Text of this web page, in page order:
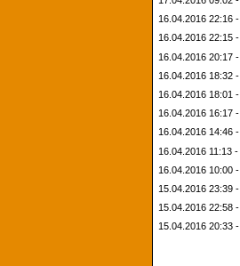
16.04.2016 22:16 -
16.04.2016 22:15 -
16.04.2016 20:17 -
16.04.2016 18:32 -
16.04.2016 18:01 -
16.04.2016 16:17 -
16.04.2016 14:46 -
16.04.2016 11:13 -
16.04.2016 10:00 -
15.04.2016 23:39 -
15.04.2016 22:58 -
15.04.2016 20:33 -